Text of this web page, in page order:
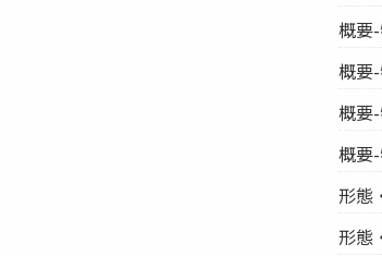
概要
概要
概要
概要
形態
形態